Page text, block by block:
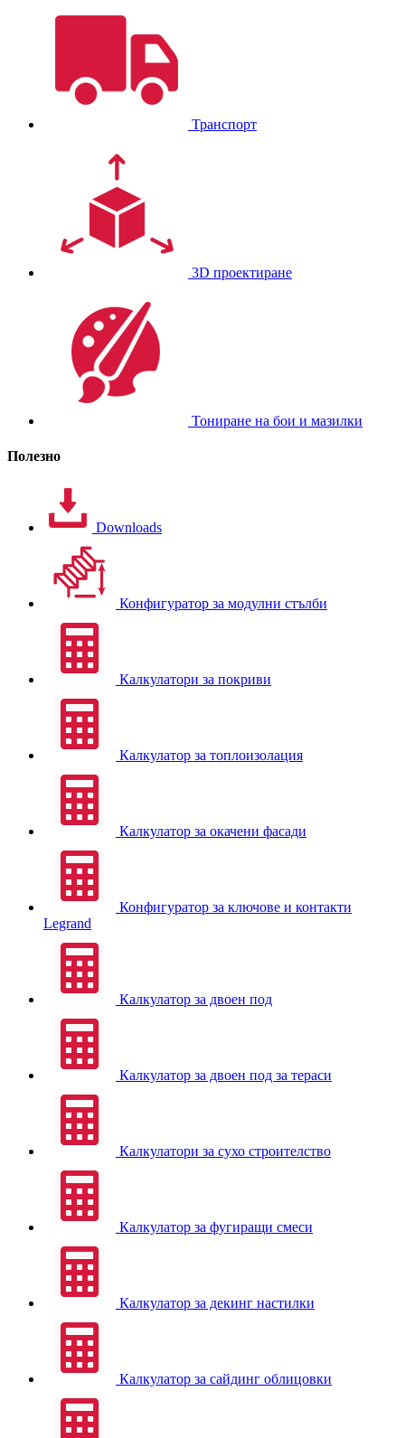
Транспорт
3D проектиране
Тониране на бои и мазилки
Полезно
Downloads
Конфигуратор за модулни стълби
Калкулатори за покриви
Калкулатор за топлоизолация
Калкулатор за окачени фасади
Конфигуратор за ключове и контакти
Legrand
Калкулатор за двоен под
Калкулатор за двоен под за тераси
Калкулатори за сухо строителство
Калкулатор за фугиращи смеси
Калкулатор за декинг настилки
Калкулатор за сайдинг облицовки